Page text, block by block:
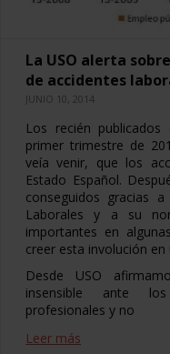
La USO alerta
de accidentes
JUNIO 10, 2014
Los recién
primer trimestre de
veía venir, que los
Estado Español.
conseguidos gracias
Laborales y a su
importantes en
creer esta involución
Desde USO
insensible ante
profesionales y no
Leer más